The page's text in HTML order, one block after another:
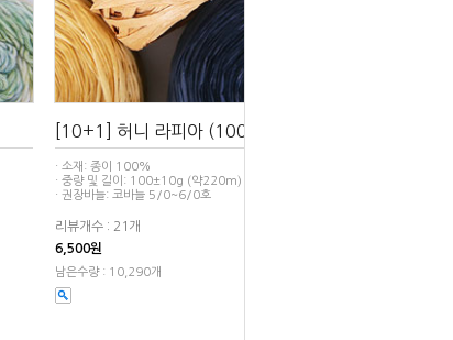
[10+1] 허니 라피아 (100g)
· 소재: 종이 100%
· 중량 및 길이: 100±10g (약220m)
· 권장바늘: 코바늘 5/0~6/0호
리뷰개수 : 21개
6,500원
남은수량 : 10,290개